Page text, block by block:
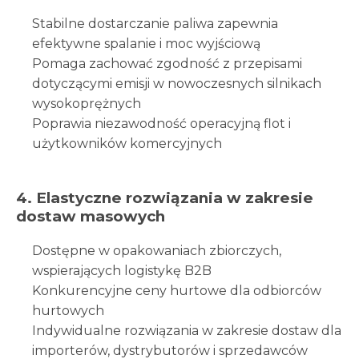
Stabilne dostarczanie paliwa zapewnia
efektywne spalanie i moc wyjściową
Pomaga zachować zgodność z przepisami
dotyczącymi emisji w nowoczesnych silnikach
wysokoprężnych
Poprawia niezawodność operacyjną flot i
użytkowników komercyjnych
4. Elastyczne rozwiązania w zakresie
dostaw masowych
Dostępne w opakowaniach zbiorczych,
wspierających logistykę B2B
Konkurencyjne ceny hurtowe dla odbiorców
hurtowych
Indywidualne rozwiązania w zakresie dostaw dla
importerów, dystrybutorów i sprzedawców